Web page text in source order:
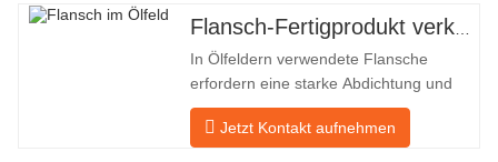
In Ölfeldern verwendete Flansche
erfordern eine starke Abdichtung und
hohe Qualität. Unser Unternehmen in
Baohua verarbeitet seit vielen Jahren
Jetzt Kontakt aufnehmen